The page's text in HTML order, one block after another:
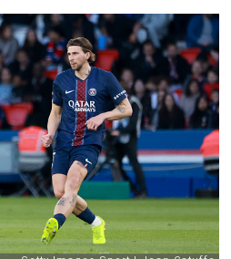
Лига
>>>
Чемпионата Мира
Лига
Лига
Таблицы групп
Лига